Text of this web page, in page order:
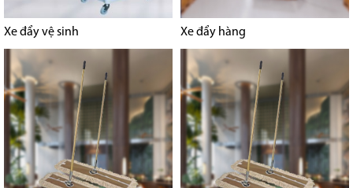
Xe đẩy vệ sinh Xe đẩy hàng